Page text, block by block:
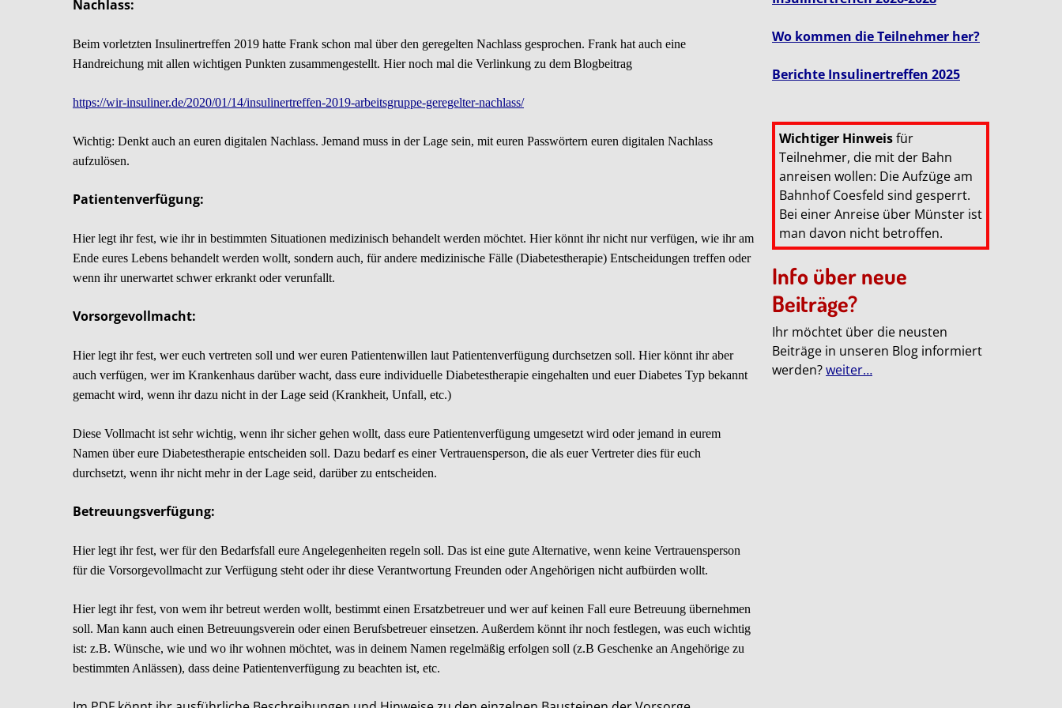
Nachlass:
Beim vorletzten Insulinertreffen 2019 hatte Frank schon mal über den geregelten Nachlass gesprochen. Frank hat auch eine
Handreichung mit allen wichtigen Punkten zusammengestellt. Hier noch mal die Verlinkung zu dem Blogbeitrag
https://wir-insuliner.de/2020/01/14/insulinertreffen-2019-arbeitsgruppe-geregelter-nachlass/
Wichtig: Denkt auch an euren digitalen Nachlass. Jemand muss in der Lage sein, mit euren Passwörtern euren digitalen Nachlass
aufzulösen.
Patientenverfügung:
Hier legt ihr fest, wie ihr in bestimmten Situationen medizinisch behandelt werden möchtet. Hier könnt ihr nicht nur verfügen, wie ihr am
Ende eures Lebens behandelt werden wollt, sondern auch, für andere medizinische Fälle (Diabetestherapie) Entscheidungen treffen oder
wenn ihr unerwartet schwer erkrankt oder verunfallt.
Vorsorgevollmacht:
Hier legt ihr fest, wer euch vertreten soll und wer euren Patientenwillen laut Patientenverfügung durchsetzen soll. Hier könnt ihr aber
auch verfügen, wer im Krankenhaus darüber wacht, dass eure individuelle Diabetestherapie eingehalten und euer Diabetes Typ bekannt
gemacht wird, wenn ihr dazu nicht in der Lage seid (Krankheit, Unfall, etc.)
Diese Vollmacht ist sehr wichtig, wenn ihr sicher gehen wollt, dass eure Patientenverfügung umgesetzt wird oder jemand in eurem
Namen über eure Diabetestherapie entscheiden soll. Dazu bedarf es einer Vertrauensperson, die als euer Vertreter dies für euch
durchsetzt, wenn ihr nicht mehr in der Lage seid, darüber zu entscheiden.
Betreuungsverfügung:
Hier legt ihr fest, wer für den Bedarfsfall eure Angelegenheiten regeln soll. Das ist eine gute Alternative, wenn keine Vertrauensperson
für die Vorsorgevollmacht zur Verfügung steht oder ihr diese Verantwortung Freunden oder Angehörigen nicht aufbürden wollt.
Hier legt ihr fest, von wem ihr betreut werden wollt, bestimmt einen Ersatzbetreuer und wer auf keinen Fall eure Betreuung übernehmen
soll. Man kann auch einen Betreuungsverein oder einen Berufsbetreuer einsetzen. Außerdem könnt ihr noch festlegen, was euch wichtig
ist: z.B. Wünsche, wie und wo ihr wohnen möchtet, was in deinem Namen regelmäßig erfolgen soll (z.B Geschenke an Angehörige zu
bestimmten Anlässen), dass deine Patientenverfügung zu beachten ist, etc.
Wo kommen die Teilnehmer her?
Berichte Insulinertreffen 2025
Wichtiger Hinweisfür
Teilnehmer, die mit der Bahn
anreisen wollen: Die Aufzüge am
Bahnhof Coesfeld sind gesperrt.
Bei einer Anreise über Münster ist
man davon nicht betroffen.
Info über neue
Beiträge?
Ihr möchtet über die neusten
Beiträge in unseren Blog informiert
werden?weiter…